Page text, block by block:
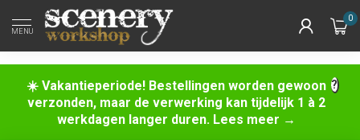
☀️ Vakantieperiode! Bestellingen worden gewoon
verzonden, maar de verwerking kan tijdelijk 1 à 2
werkdagen langer duren. Lees meer →
MENU
0